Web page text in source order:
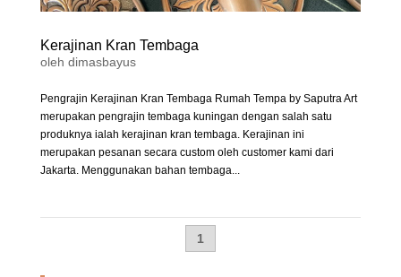
Kerajinan Kran Tembaga
oleh dimasbayus
Pengrajin Kerajinan Kran Tembaga Rumah Tempa by Saputra Art
merupakan pengrajin tembaga kuningan dengan salah satu
produknya ialah kerajinan kran tembaga. Kerajinan ini
merupakan pesanan secara custom oleh customer kami dari
Jakarta. Menggunakan bahan tembaga...
1